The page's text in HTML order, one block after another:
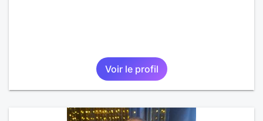
Voir le profil